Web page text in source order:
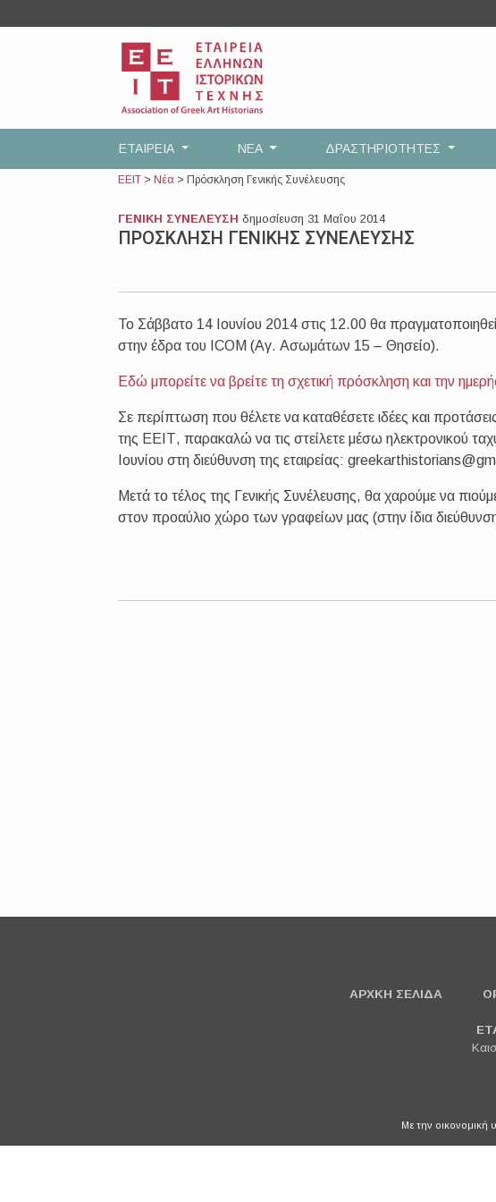
to
ΕΤΑΙΡEΙΑ ΝΕΑ ΔΡΑΣΤΗΡΙΟΤΗΤΕΣ
ΕΕΙΤ > Νέα > Πρόσκληση Γενικής Συνέλευσης
ΓΕΝΙΚΗ ΣΥΝΕΛΕΥΣΗ δημοσίευση 31 Μαΐου 2014
ΠΡΟΣΚΛΗΣΗ ΓΕΝΙΚΗΣ ΣΥΝΕΛΕΥΣΗΣ
Το Σάββατο 14 Ιουνίου 2014 στις 12.00 θα
στην έδρα του ΙCOM (Aγ. Ασωμάτων 15 – Θησείο).
Εδώ μπορείτε να βρείτε τη σχετική πρόσκληση και την
Σε περίπτωση που θέλετε να καταθέσετε ιδέες και
της ΕΕΙΤ, παρακαλώ να τις στείλετε μέσω ηλεκτρονικού
Ιουνίου στη διεύθυνση της εταιρείας:
Μετά το τέλος της Γενικής Συνέλευσης, θα χαρούμε να
στον προαύλιο χώρο των γραφείων μας (στην ίδια
ΑΡΧΚΗ ΣΕΛΙΔΑ
Με την οικονομική